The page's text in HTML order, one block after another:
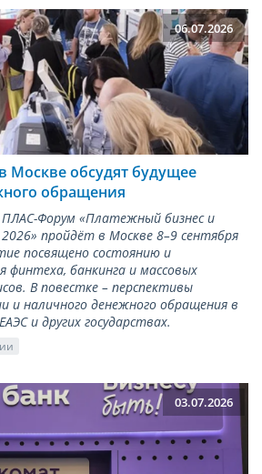
06.07.2026
обсудят будущее
обращения
Форум «Платежный бизнес и
пройдёт в Москве 8–9 сентября
посвящено состоянию и
финтеха, банкинга и массовых
В повестке – перспективы
и наличного денежного обращения в
и других государствах.
03.07.2026